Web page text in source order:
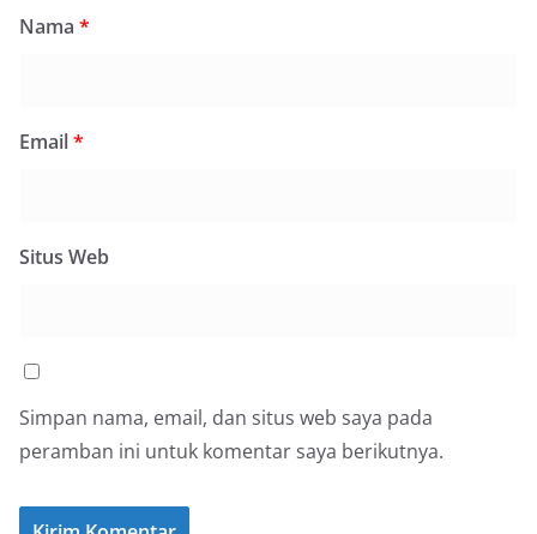
Nama *
Email*
Situs Web
Simpan nama, email, dan situs web saya pada
peramban ini untuk komentar saya berikutnya.